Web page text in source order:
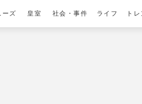
ーズ 皇室 社会・事件 ライフ ト